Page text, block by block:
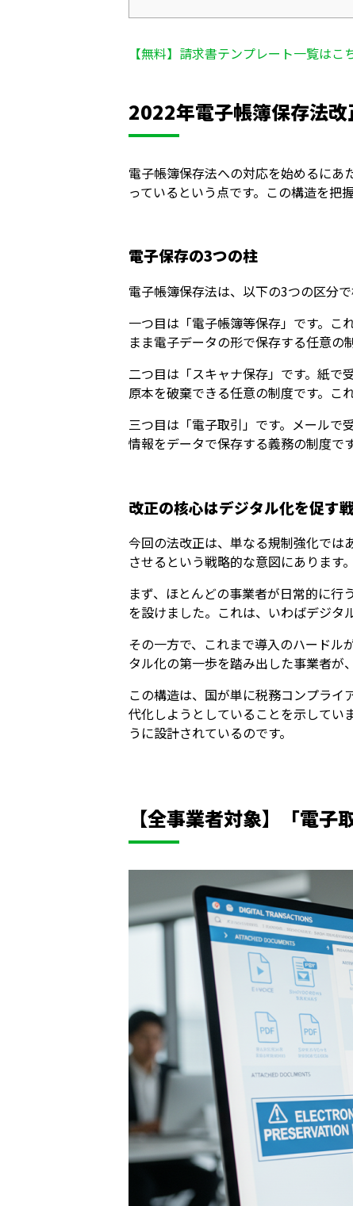
【無料】請求書テンプレート一覧はこ
2022年電子帳簿保存法
電子帳簿保存法への対応を始めるにあ
っているという点です。この構造を把
電子保存の3つの柱
電子帳簿保存法は、以下の3つの区分で
一つ目は「電子帳簿等保存」です。こ
まま電子データの形で保存する任意の
二つ目は「スキャナ保存」です。紙で
原本を破棄できる任意の制度です。こ
三つ目は「電子取引」です。メールで
情報をデータで保存する義務の制度で
改正の核心はデジタル化を促す
今回の法改正は、単なる規制強化では
させるという戦略的な意図にあります。
まず、ほとんどの事業者が日常的に
を設けました。これは、いわばデジタ
その一方で、これまで導入のハードル
タル化の第一歩を踏み出した事業者が
この構造は、国が単に税務コンプラ
代化しようとしていることを示してい
うに設計されているのです。
【全事業者対象】「電